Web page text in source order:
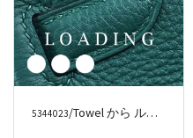
5344023/Towel から ルイヴィトン/LOUIS VUITTON